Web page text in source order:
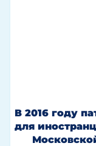
В 2016 году
для